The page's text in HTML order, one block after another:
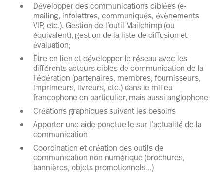
Développer des communications ciblées (e-
mailing, infolettres, communiqués, évènements
VIP, etc.). Gestion de l’outil Mailchimp (ou
équivalent), gestion de la liste de diffusion et
évaluation;
Être en lien et développer le réseau avec les
différents acteurs cibles de communication de la
Fédération (partenaires, membres, fournisseurs,
imprimeurs, livreurs, etc.) dans le milieu
francophone en particulier, mais aussi anglophone
Créations graphiques suivant les besoins
Apporter une aide ponctuelle sur l’actualité de la
communication
Coordination et création des outils de
communication non numérique (brochures,
bannières, objets promotionnels…)